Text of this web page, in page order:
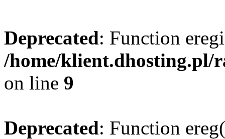
Deprecated: Function
/home/klient.dhosting.pl/
on line 9
Deprecated: Function